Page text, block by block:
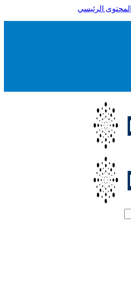
المحتوى الرئيسي